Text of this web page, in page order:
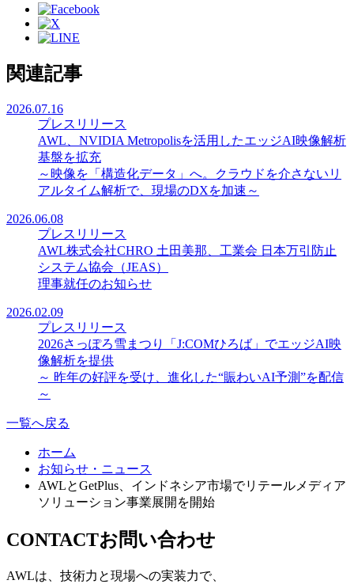
関連記事
2026.07.16
プレスリリース
AWL、NVIDIA Metropolisを活用したエッジAI映像解析
基盤を拡充
～映像を「構造化データ」へ。クラウドを介さないリ
アルタイム解析で、現場のDXを加速～
2026.06.08
プレスリリース
AWL株式会社CHRO 土田美那、工業会 日本万引防止
システム協会（JEAS）
理事就任のお知らせ
2026.02.09
プレスリリース
2026さっぽろ雪まつり「J:COMひろば」でエッジAI映
像解析を提供
～ 昨年の好評を受け、進化した“賑わいAI予測”を配信
～
一覧へ戻る
ホーム
お知らせ・ニュース
AWLとGetPlus、インドネシア市場でリテールメディア
ソリューション事業展開を開始
CONTACTお問い合わせ
AWLは、技術力と現場への実装力で、